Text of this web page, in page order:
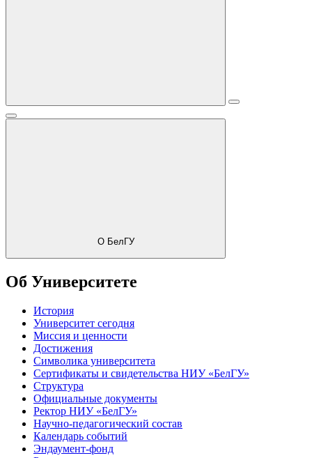
О БелГУ
Об Университете
История
Университет сегодня
Миссия и ценности
Достижения
Символика университета
Сертификаты и свидетельства НИУ «БелГУ»
Структура
Официальные документы
Ректор НИУ «БелГУ»
Научно-педагогический состав
Календарь событий
Эндаумент-фонд